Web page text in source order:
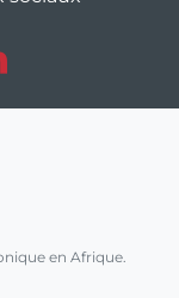
en Afrique.